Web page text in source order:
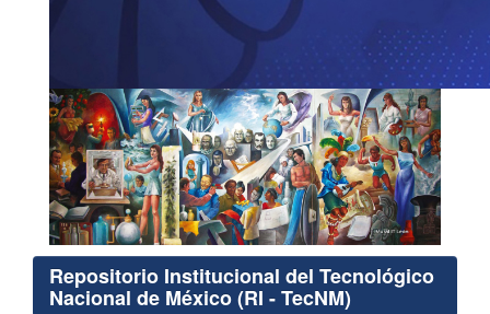
Repositorio Institucional del Tecnológico
Nacional de México (RI - TecNM)